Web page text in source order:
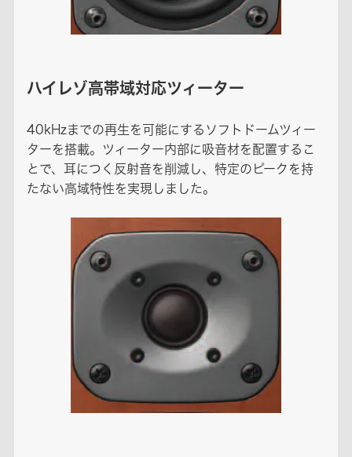
ハイレゾ高帯域対応ツィーター
40kHzまでの再生を可能にするソフトドームツィー
ターを搭載。ツィーター内部に吸音材を配置するこ
とで、耳につく反射音を削減し、特定のピークを持
たない高域特性を実現しました。